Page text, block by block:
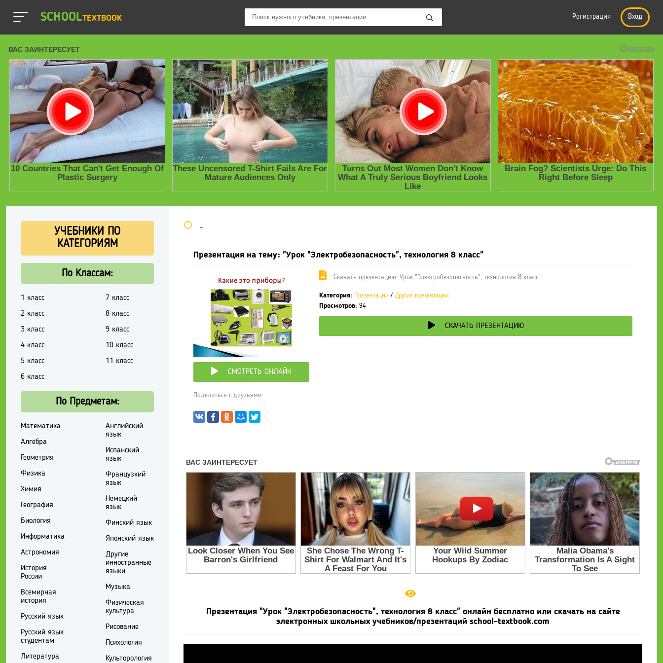
SCHOOLTEXTBOOK Регистрация Вход
Школьные учебники / Презентации по предметам
Презентация на тему: "Урок "Электробезопасность", технология 8 класс"
СМОТРЕТЬ ОНЛАЙН
Поделиться с друзьями:
Cкачать презентацию: Урок "Электробезопасность", технология 8 класс
Категория: Презентации / Другие презентации
Просмотров: 94
СКАЧАТЬ ПРЕЗЕНТАЦИЮ
Презентация "Урок "Электробезопасность", технология 8 класс" онлайн бесплатно или скачать на сайте
электронных школьных учебников/презентаций school-textbook.com
УЧЕБНИКИ ПО
КАТЕГОРИЯМ
По Классам:
1 класс
2 класс
3 класс
4 класс
5 класс
6 класс
7 класс
8 класс
9 класс
10 класс
11 класс
По Предметам:
Математика
Алгебра
Геометрия
Физика
Химия
География
Биология
Информатика
Астрономия
История
России
Всемирная
история
Русский язык
Русский язык
студентам
Литература
Английский
язык
Испанский
язык
Французкий
язык
Немецкий
язык
Финский язык
Японский язык
Другие
инностранные
языки
Музыка
Физическая
культура
Рисование
Психология
Культорология